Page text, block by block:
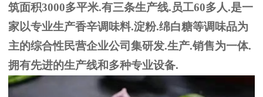
筑面积3000多平米.有三条生产线.员工60多人.是一
家以专业生产香辛调味料.淀粉.绵白糖等调味品为
主的综合性民营企业公司集研发.生产.销售为一体.
拥有先进的生产线和多种专业设备.